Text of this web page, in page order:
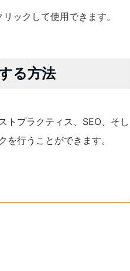
ックして使用できます。
る方法
トプラクティス、SEO、そし
行うことができます。